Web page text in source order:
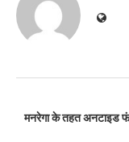
मनरेगा के तहत अनटाइड